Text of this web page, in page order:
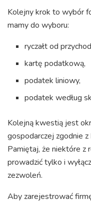
Kolejny krok to wybór
mamy do wyboru:
ryczałt od
kartę podatkową,
podatek liniowy,
podatek według
Kolejną kwestią jest
gospodarczej zgodnie z
Pamiętaj, że niektóre z
prowadzić tylko i
zezwoleń.
Aby zarejestrować